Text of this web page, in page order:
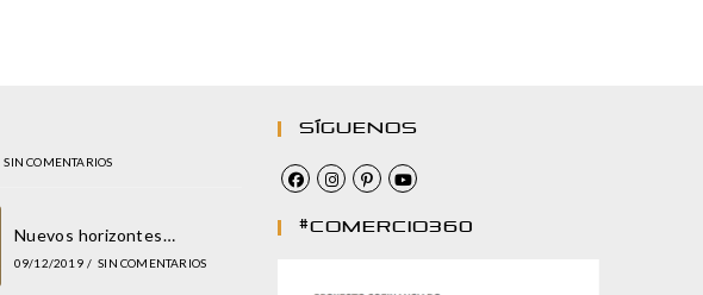
SIN COMENTARIOS
Nuevos horizontes…
09/12/2019 / SIN COMENTARIOS
Síguenos
#comercio360